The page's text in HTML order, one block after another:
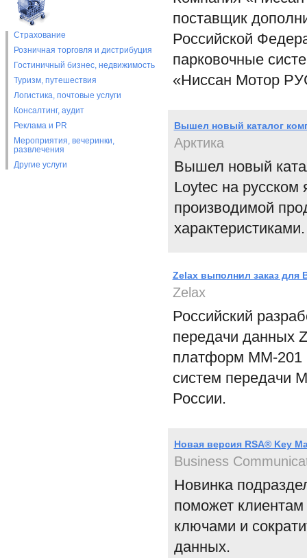
Страхование
Розничная торговля и дистрибуция
Гостиничный бизнес, недвижимость
Туризм, путешествия
Логистика, почтовые услуги
Консалтинг, аудит
Реклама и PR
Мероприятия, вечеринки,
развлечения
Другие услуги
поставщик
Российской
парковочные
«Ниссан Мотор
Вышел новый каталог
Арктика
Вышел новый
Loytec на русском
производимой
Zelax выполнил заказ для
Zelax
Российский
передачи данных
платформ ММ-201
систем передачи
России.
Новая версия RSA® Key
Business
Новинка
поможет
ключами и
данных.